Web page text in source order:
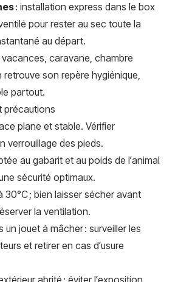
: installation express dans le box
pour rester au sec toute la
au départ.
vacances, caravane, chambre
retrouve son repère hygiénique,
partout.
précautions
plane et stable. Vérifier
verrouillage des pieds.
au gabarit et au poids de l’animal
sécurité optimaux.
30°C ; bien laisser sécher avant
la ventilation.
un jouet à mâcher : surveiller les
et retirer en cas d’usure
abrité ; éviter l’exposition